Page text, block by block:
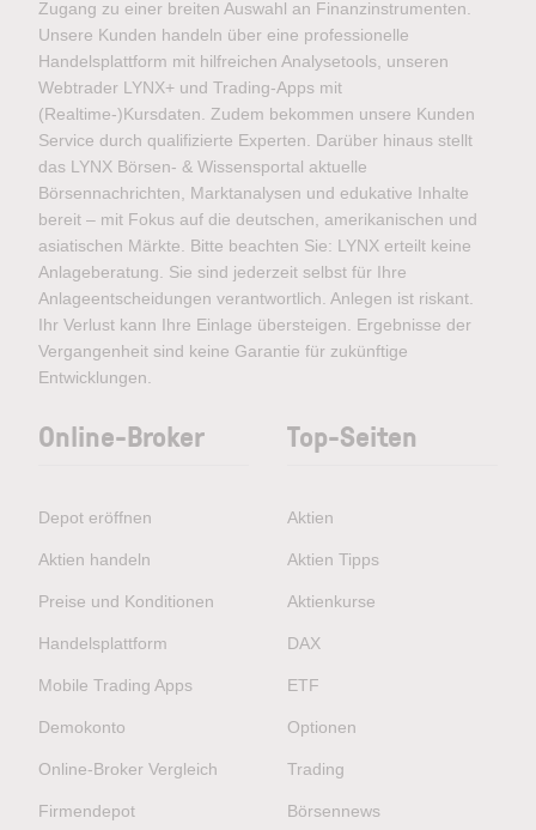
Zugang zu einer breiten Auswahl an Finanzinstrumenten.
Unsere Kunden handeln über eine professionelle
Handelsplattform mit hilfreichen Analysetools, unseren
Webtrader LYNX+ und Trading-Apps mit
(Realtime-)Kursdaten. Zudem bekommen unsere Kunden
Service durch qualifizierte Experten. Darüber hinaus stellt
das LYNX Börsen- & Wissensportal aktuelle
Börsennachrichten, Marktanalysen und edukative Inhalte
bereit – mit Fokus auf die deutschen, amerikanischen und
asiatischen Märkte. Bitte beachten Sie: LYNX erteilt keine
Anlageberatung. Sie sind jederzeit selbst für Ihre
Anlageentscheidungen verantwortlich. Anlegen ist riskant.
Ihr Verlust kann Ihre Einlage übersteigen. Ergebnisse der
Vergangenheit sind keine Garantie für zukünftige
Entwicklungen.
Online-Broker
Depot eröffnen
Aktien handeln
Preise und Konditionen
Handelsplattform
Mobile Trading Apps
Demokonto
Online-Broker Vergleich
Firmendepot
Top-Seiten
Aktien
Aktien Tipps
Aktienkurse
DAX
ETF
Optionen
Trading
Börsennews